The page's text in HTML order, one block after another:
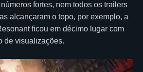
fortes, nem todos os trailers
alcançaram o topo, por exemplo, a
ficou em décimo lugar com
de visualizações.